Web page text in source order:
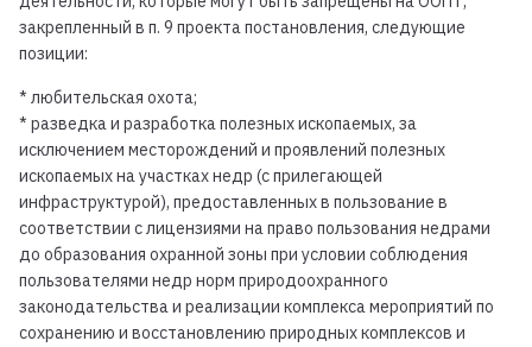
закрепленный в п. 9 проекта постановления, следующие
позиции:
* любительская охота;
* разведка и разработка полезных ископаемых, за
исключением месторождений и проявлений полезных
ископаемых на участках недр (с прилегающей
инфраструктурой), предоставленных в пользование в
соответствии с лицензиями на право пользования недрами
до образования охранной зоны при условии соблюдения
пользователями недр норм природоохранного
законодательства и реализации комплекса мероприятий по
сохранению и восстановлению природных комплексов и